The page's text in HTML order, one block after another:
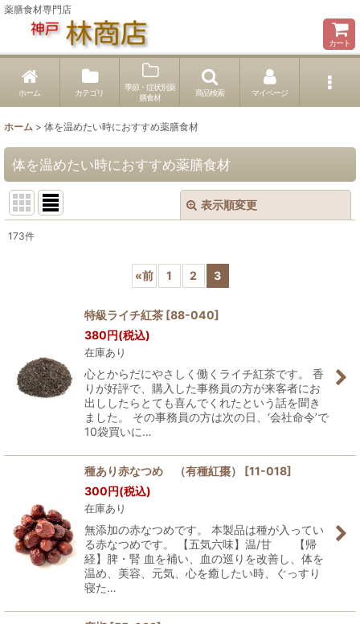
薬膳食材専門店
カート
ホーム カテゴリ
季節・症状別薬
膳食材
商品検索 マイページ
ホーム > 体を温めたい時におすすめ薬膳食材
体を温めたい時におすすめ薬膳食材
表示順変更
173件
«前 1 2 3
特級ライチ紅茶 [88-040]
380円(税込)
在庫あり
心とからだにやさしく働くライチ紅茶です。 香
りが好評で、購入した事務員の方が来客者にお
出ししたらとても喜んでくれたという話を聞き
ました。 その事務員の方は次の日、‘会社命令’で
10袋買いに…
種あり赤なつめ （有種紅棗） [11-018]
300円(税込)
在庫あり
無添加の赤なつめです。 本製品は種が入ってい
る赤なつめです。 【五気六味】温/甘 【帰
経】脾・腎 血を補い、血の巡りを改善し、体を
温め、美容、元気、心を癒したい時、ぐっすり
寝た…